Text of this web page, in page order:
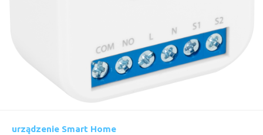
urządzenie Smart Home